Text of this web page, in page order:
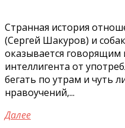
Странная история
(Сергей Шакуров) и
оказывается
интеллигента от
бегать по утрам и чуть
нравоучений,...
Далее